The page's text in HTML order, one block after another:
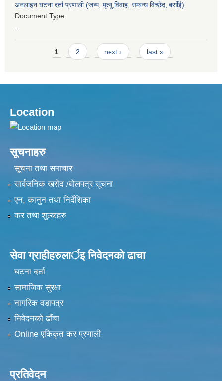
अनलाइन घटना दर्ता प्रणाली (जन्म, मृत्यु,विवाह, सम्बन्ध विच्छेद, बसाँई)
Document Type:
Pages1 2 next › last »
Location
सूचनाहरु
सूचना तथा समाचार
सार्वजनिक खरीद /बोलपत्र सूचना
एन, कानुन तथा निर्देशिका
कर तथा शुल्कहरु
सेवा ग्राहीहरुलार्इ निवेदनकाे ढा‍चा
घटना दर्ता
सामाजिक सुरक्षा
नागरिक वडापत्र
निवेदनको ढाँचा
Online एकिकृत कर प्रणाली
प्रतिवेदन